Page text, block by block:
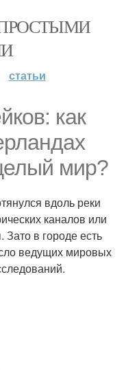
статьи
как
мир?
вдоль реки
каналов или
в городе есть
ведущих мировых